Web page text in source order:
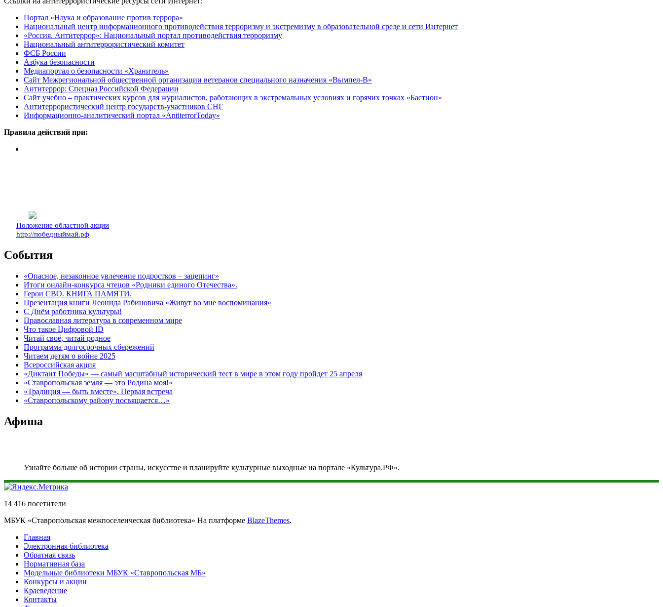
Портал «Наука и образование против террора»
Национальный центр информационного противодействия терроризму и экстремизму в образовательной среде и сети Интернет
«Россия. Антитеррор»: Национальный портал противодействия терроризму
Национальный антитеррористический комитет
ФСБ России
Азбука безопасности
Медиапортал о безопасности «Хранитель»
Сайт Межрегиональной общественной организации ветеранов специального назначения «Вымпел-В»
Антитеррор: Спецназ Российской Федерации
Сайт учебно – практических курсов для журналистов, работающих в экстремальных условиях и горячих точках «Бастион»
Антитеррористический центр государств-участников СНГ
Информационно-аналитический портал «AntiterrorToday»
Правила действий при:
Положение областной акции
http://победныймай.рф
События
«Опасное, незаконное увлечение подростков – зацепинг»
Итоги онлайн-конкурса чтецов «Родники единого Отечества».
Герои СВО. КНИГА ПАМЯТИ.
Презентация книги Леонида Рабиновича «Живут во мне воспоминания»
С Днём работника культуры!
Православная литература в современном мире
Что такое Цифровой ID
Читай своё, читай родное
Программа долгосрочных сбережений
Читаем детям о войне 2025
Всероссийская акция
«Диктант Победы» — самый масштабный исторический тест в мире в этом году пройдет 25 апреля
«Ставропольская земля — это Родина моя!»
«Традиция — быть вместе». Первая встреча
«Ставропольскому району посвящается…»
Афиша
Узнайте больше об истории страны, искусстве и планируйте культурные выходные на портале «Культура.РФ».
14 416 посетители
МБУК «Ставропольская межпоселенческая библиотека» На платформе BlazeThemes.
Главная
Электронная библиотека
Обратная связь
Нормативная база
Модельные библиотеки МБУК «Ставропольская МБ»
Конкурсы и акции
Краеведение
Контакты